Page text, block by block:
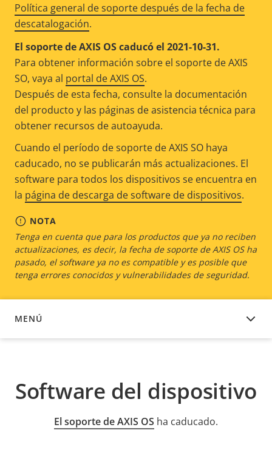
Política general de soporte después de la fecha de
descatalogación.
El soporte de AXIS OS caducó el 2021-10-31.
Para obtener información sobre el soporte de AXIS
SO, vaya al portal de AXIS OS.
Después de esta fecha, consulte la documentación
del producto y las páginas de asistencia técnica para
obtener recursos de autoayuda.
Cuando el período de soporte de AXIS SO haya
caducado, no se publicarán más actualizaciones. El
software para todos los dispositivos se encuentra en
la página de descarga de software de dispositivos.
NOTA
Tenga en cuenta que para los productos que ya no reciben
actualizaciones, es decir, la fecha de soporte de AXIS OS ha
pasado, el software ya no es compatible y es posible que
tenga errores conocidos y vulnerabilidades de seguridad.
MENÚ
SOFTWARE DEL DISPOSITIVO
Software del dispositivo
El soporte de AXIS OS ha caducado.